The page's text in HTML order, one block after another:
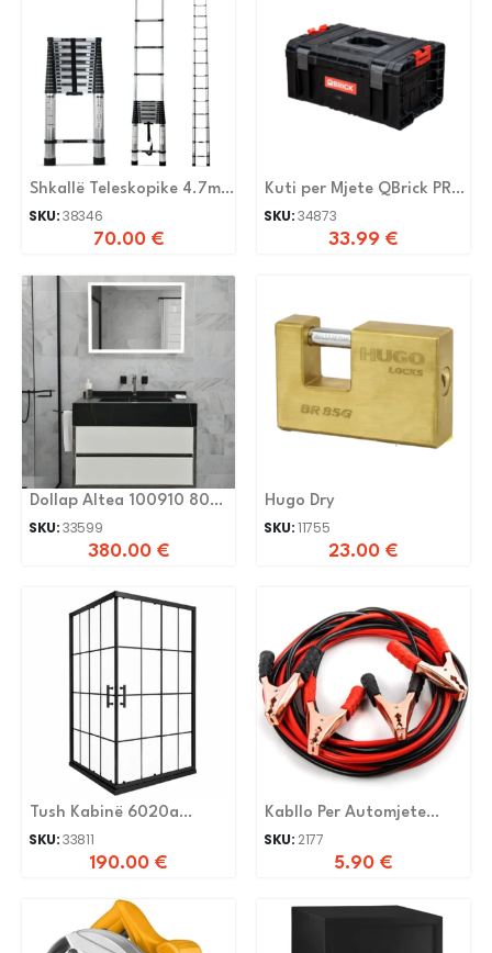
Shkallë Teleskopike 4.7m
Lc4.7
SKU:38346
70.00 €
Kuti per Mjete QBrick PRO
2.0 Expert
SKU:34873
33.99 €
Dollap Altea 100910 80
Cm
SKU:33599
380.00 €
Hugo Dry
SKU:11755
23.00 €
Tush Kabinë 6020a
100x100x195cm 5mm
Transparent
SKU:33811
190.00 €
Kabllo Per Automjete
500a 2859-126(6)
SKU: 2177
5.90 €